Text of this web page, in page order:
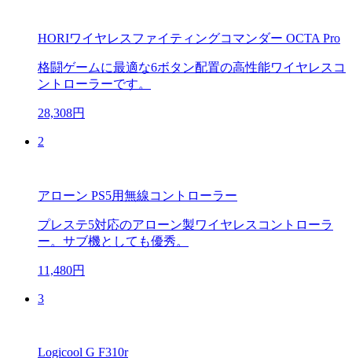
HORIワイヤレスファイティングコマンダー OCTA Pro
格闘ゲームに最適な6ボタン配置の高性能ワイヤレスコ
ントローラーです。
28,308円
2
アローン PS5用無線コントローラー
プレステ5対応のアローン製ワイヤレスコントローラ
ー。サブ機としても優秀。
11,480円
3
Logicool G F310r